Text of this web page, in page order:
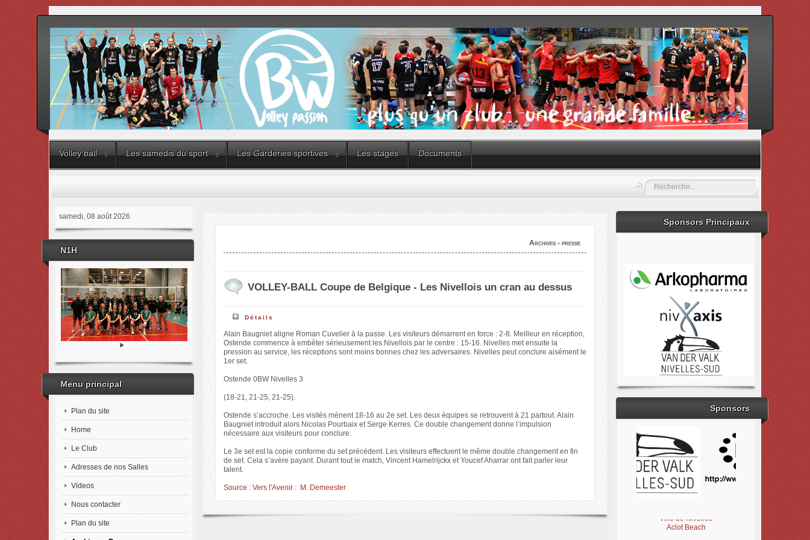
Volley ball Les samedis du sport Les Garderies sportives Les stages Documents
Rechercher
samedi, 08 août 2026
N1H
Menu principal
Plan du site
Home
Le Club
Adresses de nos Salles
Videos
Nous contacter
Plan du site
Archives - presse
VOLLEY-BALL Coupe de Belgique - Les Nivellois un cran au dessus
Détails
Alain Baugniet aligne Roman Cuvelier à la passe. Les visiteurs démarrent en force : 2-8. Meilleur en réception,
Ostende commence à embêter sérieusement les Nivellois par le centre : 15-16. Nivelles met ensuite la
pression au service, les réceptions sont moins bonnes chez les adversaires. Nivelles peut conclure aisément le
1er set.
Ostende 0BW Nivelles 3
(18-21, 21-25, 21-25).
Ostende s’accroche. Les visités mènent 18-16 au 2e set. Les deux équipes se retrouvent à 21 partout. Alain
Baugniet introduit alors Nicolas Pourbaix et Serge Kerres. Ce double changement donne l’impulsion
nécessaire aux visiteurs pour conclure.
Le 3e set est la copie conforme du set précédent. Les visiteurs effectuent le même double changement en fin
de set. Cela s’avère payant. Durant tout le match, Vincent Hamelrijckx et Youcef Aharrar ont fait parler leur
talent.
Source : Vers l'Avenir : M. Demeester
Sponsors Principaux
Sponsors
Aclot Beach